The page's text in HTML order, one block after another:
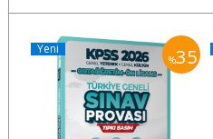
%35
Yeni